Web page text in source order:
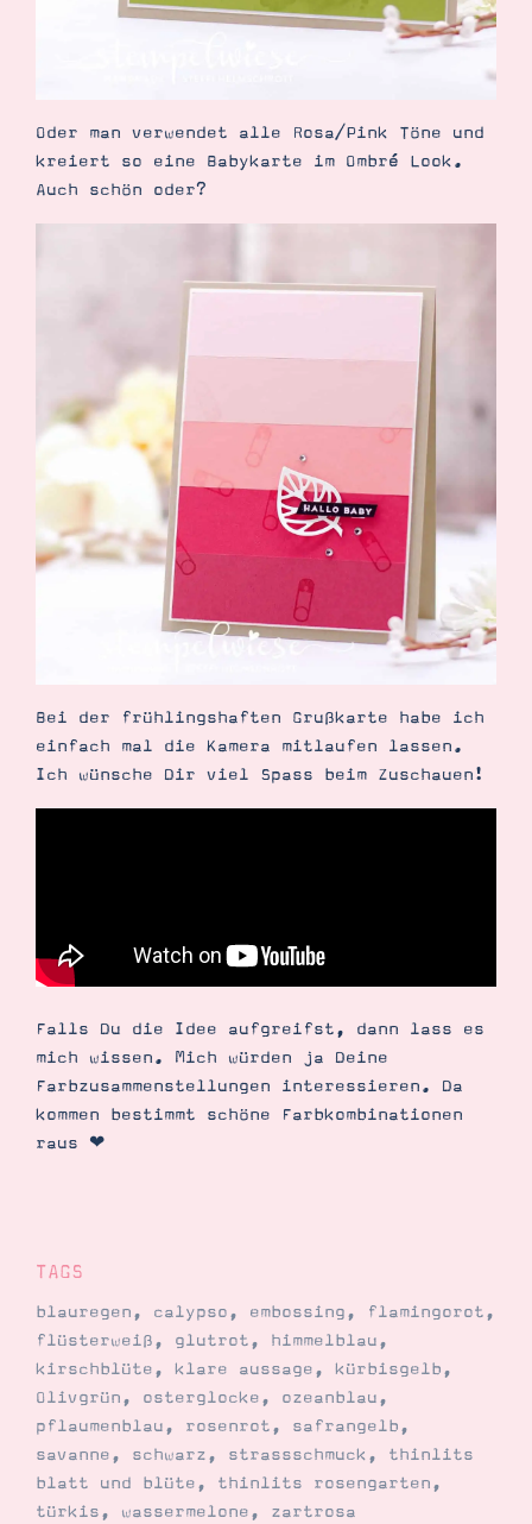
Oder man verwendet alle Rosa/Pink Töne und
kreiert so eine Babykarte im Ombré Look.
Auch schön oder?
Bei der frühlingshaften Grußkarte habe ich
einfach mal die Kamera mitlaufen lassen.
Ich wünsche Dir viel Spass beim Zuschauen!
Falls Du die Idee aufgreifst, dann lass es
mich wissen. Mich würden ja Deine
Farbzusammenstellungen interessieren. Da
kommen bestimmt schöne Farbkombinationen
raus ❤︎
TAGS
blauregen, calypso, embossing, flamingorot,
flüsterweiß, glutrot, himmelblau,
kirschblüte, klare aussage, kürbisgelb,
Olivgrün, osterglocke, ozeanblau,
pflaumenblau, rosenrot, safrangelb,
savanne, schwarz, strassschmuck, thinlits
blatt und blüte, thinlits rosengarten,
türkis, wassermelone, zartrosa